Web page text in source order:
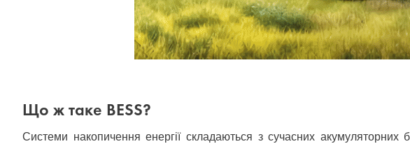
Що ж таке BESS?
Системи накопичення енергії складаються з сучасних